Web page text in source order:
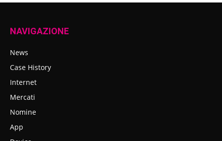
NAVIGAZIONE
News
Case History
Internet
Mercati
Nomine
App